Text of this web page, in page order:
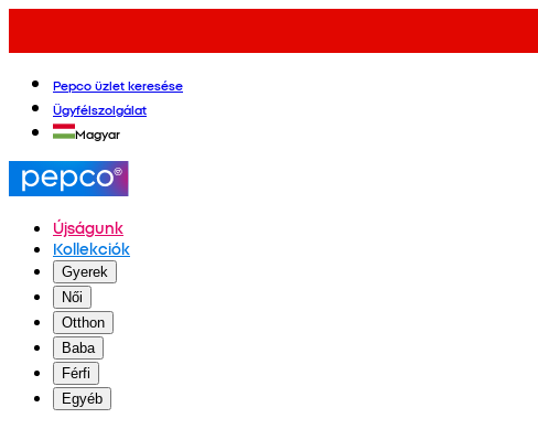
Pepco üzlet keresése
Ügyfélszolgálat
Magyar
Újságunk
Kollekciók
Gyerek
Női
Otthon
Baba
Férfi
Egyéb